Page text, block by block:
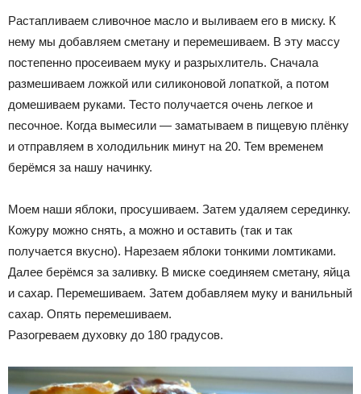
Растапливаем сливочное масло и выливаем его в миску. К
нему мы добавляем сметану и перемешиваем. В эту массу
постепенно просеиваем муку и разрыхлитель. Сначала
размешиваем ложкой или силиконовой лопаткой, а потом
домешиваем руками. Тесто получается очень легкое и
песочное. Когда вымесили — заматываем в пищевую плёнку
и отправляем в холодильник минут на 20. Тем временем
берёмся за нашу начинку.
Моем наши яблоки, просушиваем. Затем удаляем серединку.
Кожуру можно снять, а можно и оставить (так и так
получается вкусно). Нарезаем яблоки тонкими ломтиками.
Далее берёмся за заливку. В миске соединяем сметану, яйца
и сахар. Перемешиваем. Затем добавляем муку и ванильный
сахар. Опять перемешиваем.
Разогреваем духовку до 180 градусов.